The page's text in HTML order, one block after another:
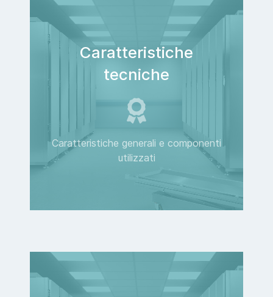
Caratteristiche
tecniche
Caratteristiche generali e componenti
utilizzati